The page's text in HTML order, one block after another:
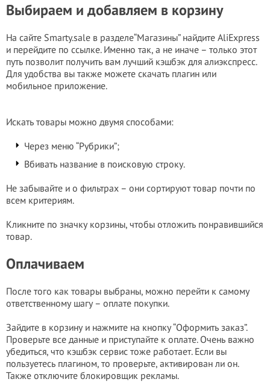
Выбираем и добавляем в корзину
На сайте Smarty.salе в разделе“Магазины” найдите AliExpress
и перейдите по ссылке. Именно так, а не иначе – только этот
путь позволит получить вам лучший кэшбэк для алиэкспресс.
Для удобства вы также можете скачать плагин или
мобильное приложение.
Искать товары можно двумя способами:
Через меню “Рубрики”;
Вбивать название в поисковую строку.
Не забывайте и о фильтрах – они сортируют товар почти по
всем критериям.
Кликните по значку корзины, чтобы отложить понравившийся
товар.
Оплачиваем
После того как товары выбраны, можно перейти к самому
ответственному шагу – оплате покупки.
Зайдите в корзину и нажмите на кнопку “Оформить заказ”.
Проверьте все данные и приступайте к оплате. Очень важно
убедиться, что кэшбэк сервис тоже работает. Если вы
пользуетесь плагином, то проверьте, активирован ли он.
Также отключите блокировщик рекламы.